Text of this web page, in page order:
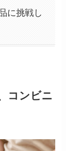
に挑戦し
コンビニ